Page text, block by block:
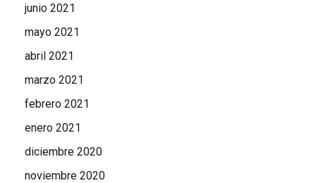
junio 2021
mayo 2021
abril 2021
marzo 2021
febrero 2021
enero 2021
diciembre 2020
noviembre 2020